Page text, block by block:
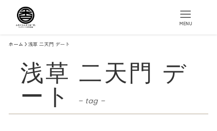
MENU
ホーム 浅草 二天門 デート
浅草 二天門 デ
ート – tag –